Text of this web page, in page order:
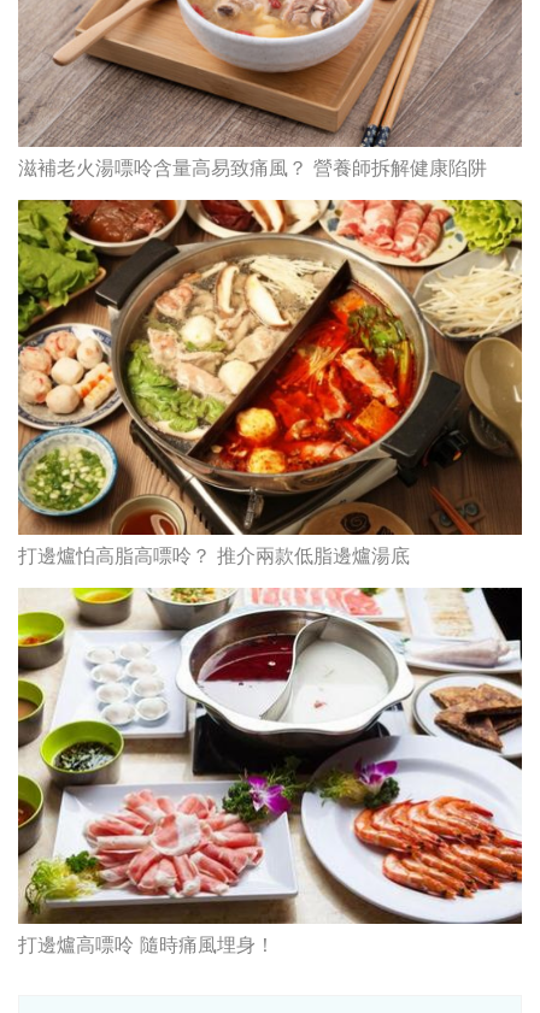
滋補老火湯嘌呤含量高易致痛風？ 營養師拆解健康陷阱
打邊爐怕高脂高嘌呤？ 推介兩款低脂邊爐湯底
打邊爐高嘌呤 隨時痛風埋身！